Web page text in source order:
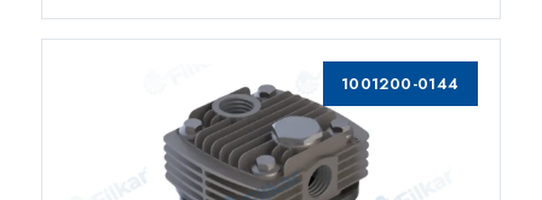
1001200-0144